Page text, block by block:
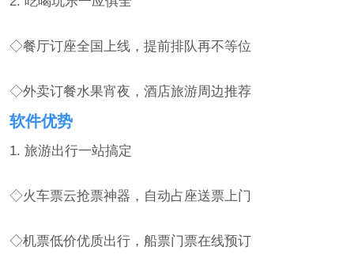
◇餐厅订座全国上线，提前排队再不等位
◇外卖订餐水果宵夜，酒店旅游周边推荐
软件优势
1. 旅游出行一站搞定
◇火车票云抢票神器，自动占座送票上门
◇机票低价优质出行，船票门票在线预订